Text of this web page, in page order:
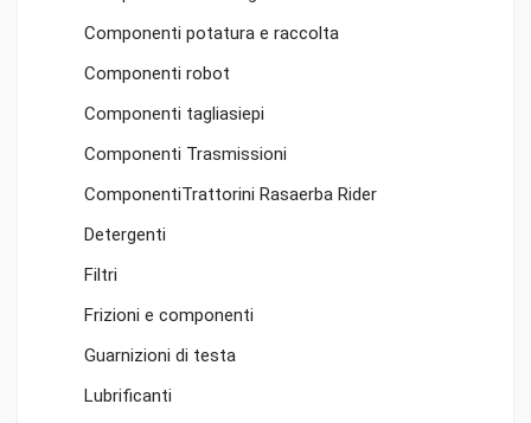
Componenti potatura e raccolta
Componenti robot
Componenti tagliasiepi
Componenti Trasmissioni
ComponentiTrattorini Rasaerba Rider
Detergenti
Filtri
Frizioni e componenti
Guarnizioni di testa
Lubrificanti